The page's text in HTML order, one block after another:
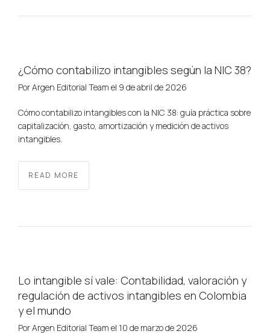
¿Cómo contabilizo intangibles según la NIC 38?
PorArgen Editorial Team el 9 de abril de 2026
Cómo contabilizo intangibles con la NIC 38: guía práctica sobre
capitalización, gasto, amortización y medición de activos
intangibles.
READ MORE
Lo intangible sí vale: Contabilidad, valoración y
regulación de activos intangibles en Colombia
y el mundo
PorArgen Editorial Team el 10 de marzo de 2026